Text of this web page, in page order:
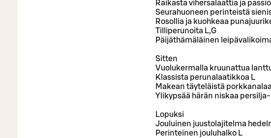
Raikasta vihersalaattia ja
Seurahuoneen perinteistä
Rosollia ja kuohkeaa
Tilliperunoita L,G
Päijäthämäläinen
Sitten
Vuolukermalla kruunattua
Klassista perunalaatikkoa L
Makean täyteläistä
Ylikypsää härän niskaa
Lopuksi
Jouluinen juustolajitelma
Perinteinen jouluhalko L